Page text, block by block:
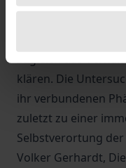
zugleich das
klären. Die
ihr verbundenen
zuletzt zu einer
Selbstverortung
Volker Gerhardt,